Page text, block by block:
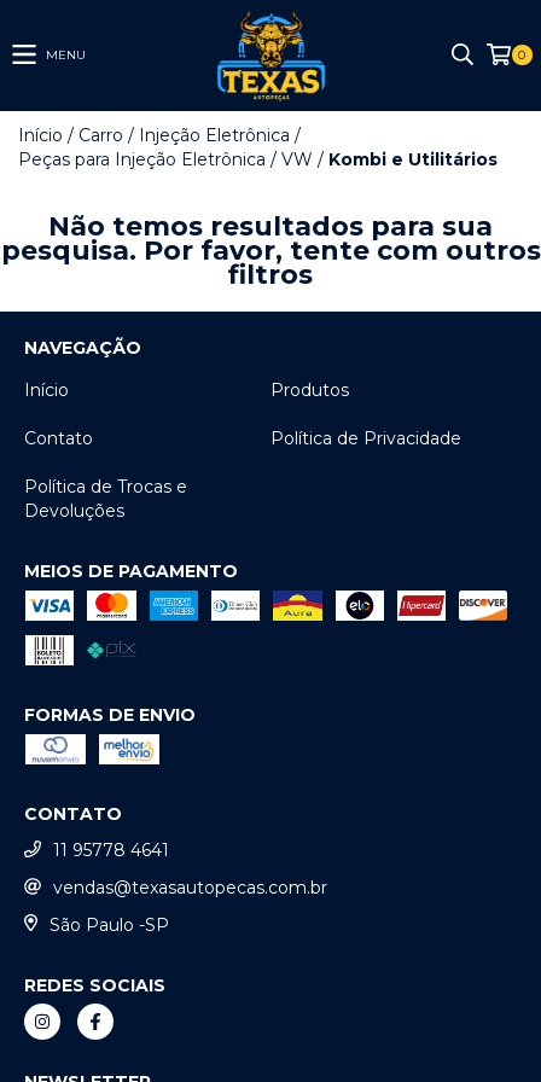
MENU 0
Início / Carro / Injeção Eletrônica /
Peças para Injeção Eletrônica / VW / Kombi e Utilitários
Não temos resultados para sua
pesquisa. Por favor, tente com outros
filtros
NAVEGAÇÃO
Início
Produtos
Contato Política de Privacidade
Política de Trocas e
Devoluções
MEIOS DE PAGAMENTO
FORMAS DE ENVIO
CONTATO
11 95778 4641
vendas@texasautopecas.com.br
São Paulo -SP
REDES SOCIAIS